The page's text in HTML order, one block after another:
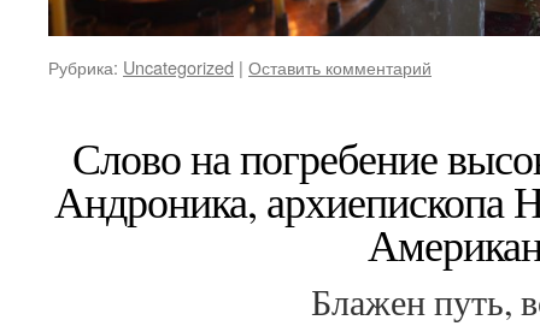
Рубрика: Uncategorized | Оставить комментарий
Слово на погребение
Андроника, архиепископа
Блажен путь,